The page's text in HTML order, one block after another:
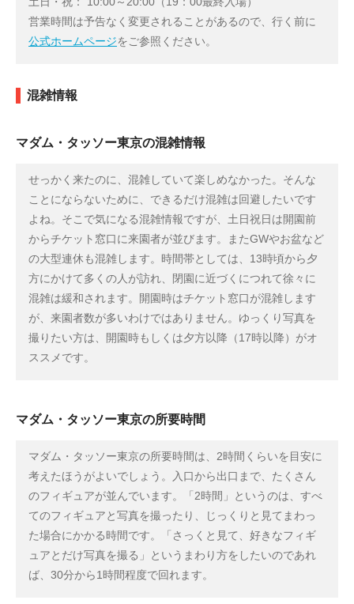
営業時間は予告なく変更されることがあるので、行く前に
公式ホームページをご参照ください。
混雑情報
マダム・タッソー東京の混雑情報
せっかく来たのに、混雑していて楽しめなかった。そんな
ことにならないために、できるだけ混雑は回避したいです
よね。そこで気になる混雑情報ですが、土日祝日は開園前
からチケット窓口に来園者が並びます。またGWやお盆など
の大型連休も混雑します。時間帯としては、13時頃から夕
方にかけて多くの人が訪れ、閉園に近づくにつれて徐々に
混雑は緩和されます。開園時はチケット窓口が混雑します
が、来園者数が多いわけではありません。ゆっくり写真を
撮りたい方は、開園時もしくは夕方以降（17時以降）がオ
ススメです。
マダム・タッソー東京の所要時間
マダム・タッソー東京の所要時間は、2時間くらいを目安に
考えたほうがよいでしょう。入口から出口まで、たくさん
のフィギュアが並んでいます。「2時間」というのは、すべ
てのフィギュアと写真を撮ったり、じっくりと見てまわっ
た場合にかかる時間です。「さっくと見て、好きなフィギ
ュアとだけ写真を撮る」というまわり方をしたいのであれ
ば、30分から1時間程度で回れます。